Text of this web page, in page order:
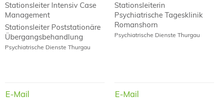
Stationsleiter Intensiv Case
Management
Stationsleiter Poststationäre
Übergangsbehandlung
Psychiatrische Dienste Thurgau
E-Mail
Stationsleiterin
Psychiatrische Tagesklinik
Romanshorn
Psychiatrische Dienste Thurgau
E-Mail